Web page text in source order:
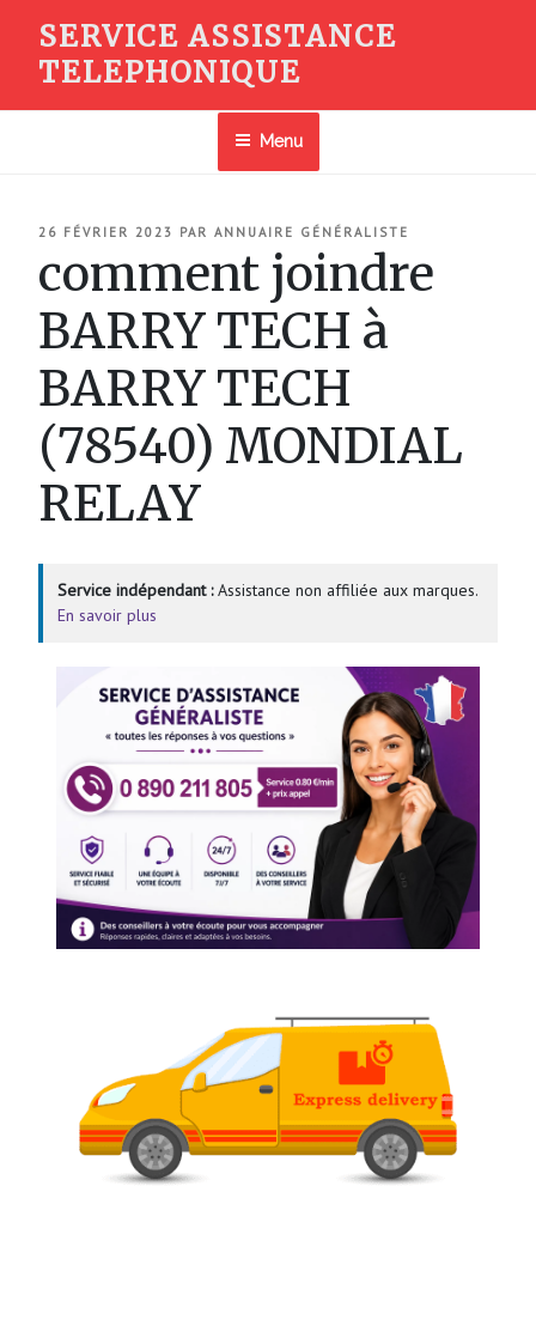
contenu
SERVICE ASSISTANCE
TELEPHONIQUE
Menu
PUBLIÉ
26 FÉVRIER 2023 PAR ANNUAIRE GÉNÉRALISTE
comment joindre
BARRY TECH à
BARRY TECH
(78540) MONDIAL
RELAY
Service indépendant :Assistance non affiliée aux marques.
En savoir plus